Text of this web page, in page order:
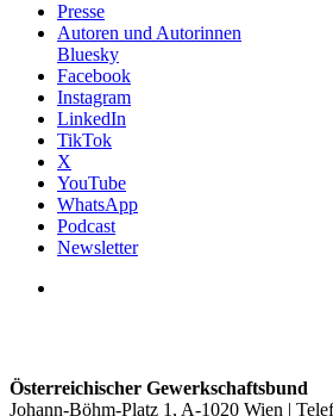
Presse
Autoren und Autorinnen
Bluesky
Facebook
Instagram
LinkedIn
TikTok
X
YouTube
WhatsApp
Podcast
Newsletter
Österreichischer Gewerkschaftsbund
Johann-Böhm-Platz 1, A-1020 Wien |